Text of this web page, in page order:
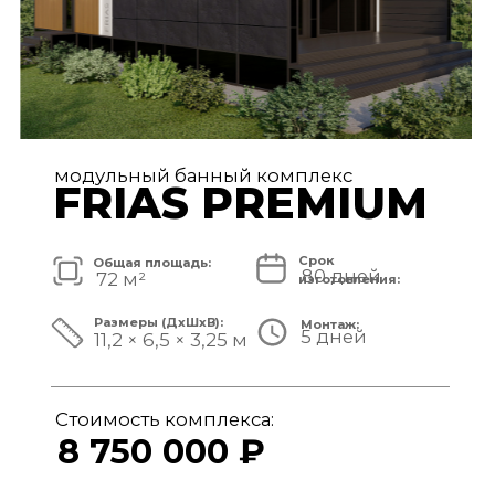
6 950 000 ₽
11,7 × 3,9 × 3,25 м
80 дней
48 м²
Общая площадь:
модульный банный комплекс
TISAN LUXE